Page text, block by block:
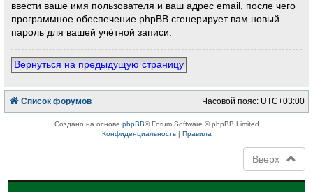
ввести ваше имя пользователя и ваш адрес email, после чего
программное обеспечение phpBB сгенерирует вам новый
пароль для вашей учётной записи.
Вернуться на предыдущую страницу
Список форумов Часовой пояс: UTC+03:00
Создано на основе phpBB® Forum Software © phpBB Limited
Конфиденциальность| Правила
Вверх